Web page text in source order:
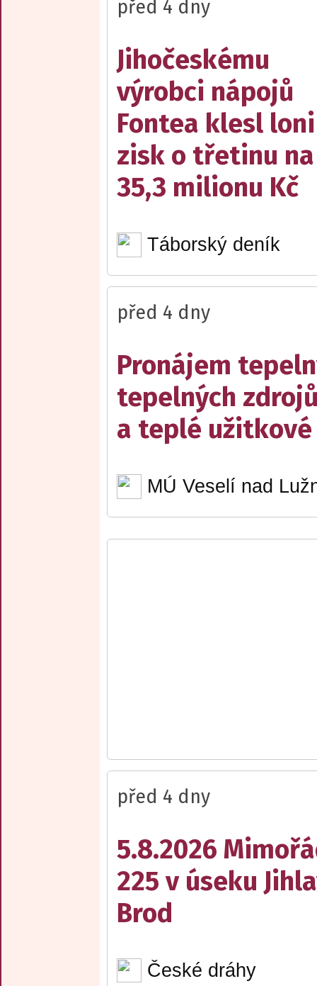
před 4 dny
Jihočeskému
výrobci nápojů
Fontea klesl loni
zisk o třetinu na
35,3 milionu Kč
Táborský deník
před 4 dny
Pronájem
tepelných
a teplé užitkové
MÚ Veselí nad
před 4 dny
5.8.2026
225 v úseku
Brod
České dráhy